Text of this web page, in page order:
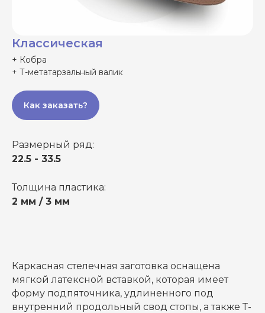
Классическая
+ Кобра
+ Т-метатарзальный валик
Как заказать?
Размерный ряд:
22.5 - 33.5
Толщина пластика:
2 мм / 3 мм
Каркасная стелечная заготовка оснащена
мягкой латексной вставкой, которая имеет
форму подпяточника, удлиненного под
внутренний продольный свод стопы, а также Т-